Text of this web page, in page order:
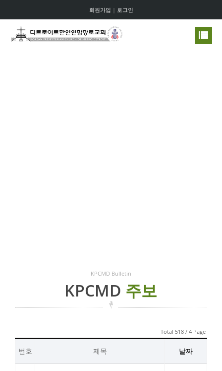
회원가입 | 로그인
KPCMD Bulletin
KPCMD 주보
Total 518 / 4 Page
번호 제목 날짜